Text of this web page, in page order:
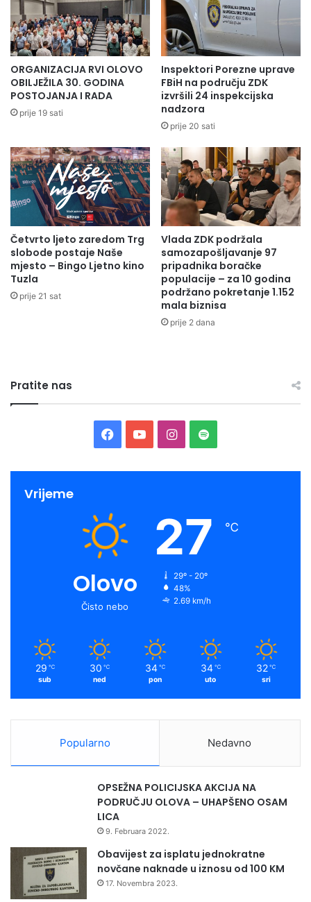
ORGANIZACIJA RVI OLOVO
OBILJEŽILA 30. GODINA
POSTOJANJA I RADA
prije 19 sati
Inspektori Porezne uprave
FBiH na području ZDK
izvršili 24 inspekcijska
nadzora
prije 20 sati
Četvrto ljeto zaredom Trg
slobode postaje Naše
mjesto – Bingo Ljetno kino
Tuzla
prije 21 sat
Vlada ZDK podržala
samozapošljavanje 97
pripadnika boračke
populacije – za 10 godina
podržano pokretanje 1.152
mala biznisa
prije 2 dana
Pratite nas
Facebook
YouTubeInstagram
Spotify
Vrijeme
Olovo
Čisto nebo
27 ℃
29º - 20º
48%
2.69 km/h
29 ℃
sub
30 ℃
ned
34 ℃
pon
34 ℃
uto
32 ℃
sri
Popularno Nedavno
OPSEŽNA POLICIJSKA AKCIJA NA
PODRUČJU OLOVA – UHAPŠENO OSAM
LICA
9. Februara 2022.
Obavijest za isplatu jednokratne
novčane naknade u iznosu od 100 KM
17. Novembra 2023.